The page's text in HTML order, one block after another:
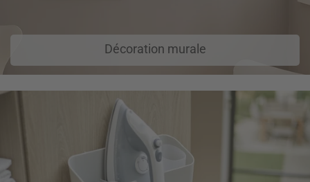
Décoration murale